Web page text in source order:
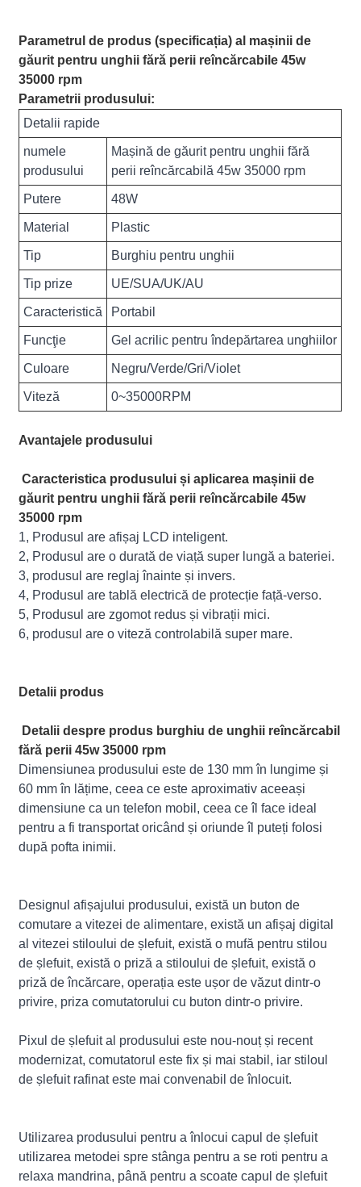
Parametrul de produs (specificația) al mașinii de
găurit pentru unghii fără perii reîncărcabile 45w
35000 rpm
Parametrii produsului:
Detalii rapide
numele
produsului
Mașină de găurit pentru unghii fără
perii reîncărcabilă 45w 35000 rpm
Putere 48W
Material Plastic
Tip Burghiu pentru unghii
Tip prize UE/SUA/UK/AU
Caracteristică Portabil
Funcţie Gel acrilic pentru îndepărtarea unghiilor
Culoare Negru/Verde/Gri/Violet
Viteză 0~35000RPM
Avantajele produsului
Caracteristica produsului și aplicarea mașinii de
găurit pentru unghii fără perii reîncărcabile 45w
35000 rpm
1, Produsul are afișaj LCD inteligent.
2, Produsul are o durată de viață super lungă a bateriei.
3, produsul are reglaj înainte și invers.
4, Produsul are tablă electrică de protecție față-verso.
5, Produsul are zgomot redus și vibrații mici.
6, produsul are o viteză controlabilă super mare.
Detalii produs
Detalii despre produs burghiu de unghii reîncărcabil
fără perii 45w 35000 rpm
Dimensiunea produsului este de 130 mm în lungime și
60 mm în lățime, ceea ce este aproximativ aceeași
dimensiune ca un telefon mobil, ceea ce îl face ideal
pentru a fi transportat oricând și oriunde îl puteți folosi
după pofta inimii.
Designul afișajului produsului, există un buton de
comutare a vitezei de alimentare, există un afișaj digital
al vitezei stiloului de șlefuit, există o mufă pentru stilou
de șlefuit, există o priză a stiloului de șlefuit, există o
priză de încărcare, operația este ușor de văzut dintr-o
privire, priza comutatorului cu buton dintr-o privire.
Pixul de șlefuit al produsului este nou-nouț și recent
modernizat, comutatorul este fix și mai stabil, iar stiloul
de șlefuit rafinat este mai convenabil de înlocuit.
Utilizarea produsului pentru a înlocui capul de șlefuit
utilizarea metodei spre stânga pentru a se roti pentru a
relaxa mandrina, până pentru a scoate capul de șlefuit